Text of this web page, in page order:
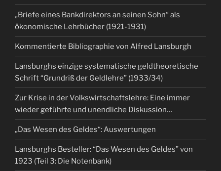
„Briefe eines Bankdirektors an seinen Sohn“ als
ökonomische Lehrbücher (1921-1931)
Kommentierte Bibliographie von Alfred Lansburgh
Lansburghs einzige systematische geldtheoretische
Schrift “Grundriß der Geldlehre” (1933/34)
Zur Krise in der Volkswirtschaftslehre: Eine immer
wieder geführte und unendliche Diskussion…
„Das Wesen des Geldes“: Auswertungen
Lansburghs Besteller: “Das Wesen des Geldes” von
1923 (Teil 3: Die Notenbank)